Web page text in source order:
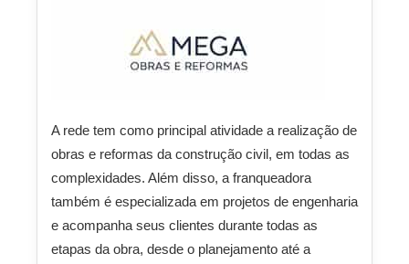
A rede tem como principal atividade a realização de
obras e reformas da construção civil, em todas as
complexidades. Além disso, a franqueadora
também é especializada em projetos de engenharia
e acompanha seus clientes durante todas as
etapas da obra, desde o planejamento até a